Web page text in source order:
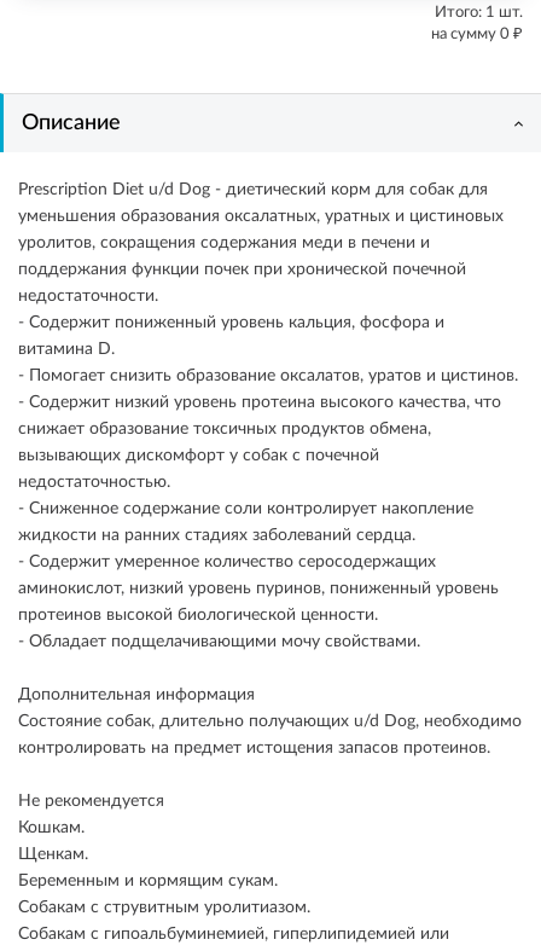
Итого: 1 шт.
на сумму 0 ₽
Описание
Prescription Diet u/d Dog - диетический корм для собак для
уменьшения образования оксалатных, уратных и цистиновых
уролитов, сокращения содержания меди в печени и
поддержания функции почек при хронической почечной
недостаточности.
- Содержит пониженный уровень кальция, фосфора и
витамина D.
- Помогает снизить образование оксалатов, уратов и цистинов.
- Содержит низкий уровень протеина высокого качества, что
снижает образование токсичных продуктов обмена,
вызывающих дискомфорт у собак с почечной
недостаточностью.
- Сниженное содержание соли контролирует накопление
жидкости на ранних стадиях заболеваний сердца.
- Содержит умеренное количество серосодержащих
аминокислот, низкий уровень пуринов, пониженный уровень
протеинов высокой биологической ценности.
- Обладает подщелачивающими мочу свойствами.
Дополнительная информация
Состояние собак, длительно получающих u/d Dog, необходимо
контролировать на предмет истощения запасов протеинов.
Не рекомендуется
Кошкам.
Щенкам.
Беременным и кормящим сукам.
Собакам с струвитным уролитиазом.
Собакам с гипоальбуминемией, гиперлипидемией или